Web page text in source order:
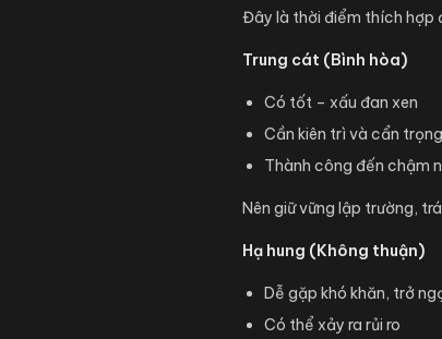
Đây là thời điểm thích hợp
Trung cát (Bình hòa)
Có tốt – xấu đan xen
Cần kiên trì và cẩn trọng
Thành công đến chậm
Nên giữ vững lập trường,
Hạ hung (Không thuận)
Dễ gặp khó khăn, trở
Có thể xảy ra rủi ro